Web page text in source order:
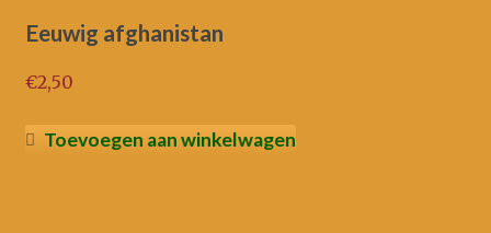
Eeuwig afghanistan
€2,50
Toevoegen aan winkelwagen